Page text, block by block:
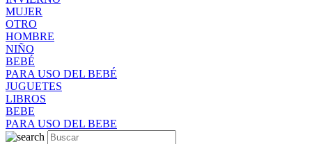
MUJER
OTRO
HOMBRE
NIÑO
BEBÉ
PARA USO DEL BEBÉ
JUGUETES
LIBROS
BEBE
PARA USO DEL BEBE